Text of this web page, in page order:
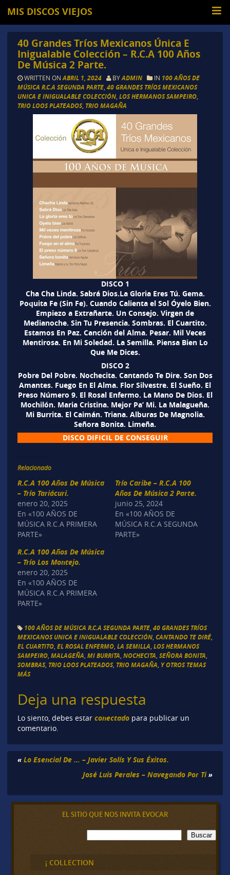
MIS DISCOS VIEJOS
40 Grandes Tríos Mexicanos Única E
Inigualable Colección – R.C.A 100 Años
De Música 2 Parte.
WRITTEN ON ABRIL 1, 2024 BYADMIN IN 100 AÑOS DE
MÚSICA R.C.A SEGUNDA PARTE, 40 GRANDES TRÍOS MEXICANOS
UNICA E INIGUALABLE COLECCIÓN, LOS HERMANOS SAMPEIRO,
TRIO LOOS PLATEADOS, TRIO MAGAÑA
DISCO 1
Cha Cha Linda. Sabrá Dios.La Gloria Eres Tú. Gema.
Poquita Fe (Sin Fe). Cuando Calienta el Sol Óyelo Bien.
Empiezo a Extrañarte. Un Consejo. Virgen de
Medianoche. Sin Tu Presencia. Sombras. El Cuartito.
Estamos En Paz. Canción del Alma. Pesar. Mil Veces
Mentirosa. En Mi Soledad. La Semilla. Piensa Bien Lo
Que Me Dices.
DISCO 2
Pobre Del Pobre. Nochecita. Cantando Te Dire. Son Dos
Amantes. Fuego En El Alma. Flor Silvestre. El Sueño. El
Preso Número 9. El Rosal Enfermo. La Mano De Dios. El
Mochilón. Maria Cristina. Mejor Pa’ Mi. La Malagueña.
Mi Burrita. El Caimán. Triana. Alburas De Magnolia.
Señora Bonita. Limeña.
DISCO DIFICIL DE CONSEGUIR
Relacionado
R.C.A 100 Años De Música
– Trío Tariácuri.
enero 20, 2025
En «100 AÑOS DE
MÚSICA R.C.A PRIMERA
PARTE»
Trío Caribe – R.C.A 100
Años De Música 2 Parte.
junio 25, 2024
En «100 AÑOS DE
MÚSICA R.C.A SEGUNDA
PARTE»
R.C.A 100 Años De Música
– Trío Los Montejo.
enero 20, 2025
En «100 AÑOS DE
MÚSICA R.C.A PRIMERA
PARTE»
100 AÑOS DE MÚSICA R.C.A SEGUNDA PARTE, 40 GRANDES TRÍOS
MEXICANOS UNICA E INIGUALABLE COLECCIÓN, CANTANDO TE DIRÉ,
EL CUARTITO, EL ROSAL ENFERMO, LA SEMILLA LOS HERMANOS
SAMPEIRO, MALAGEÑA MI BURRITA NOCHECITA SEÑORA BONITA
SOMBRAS, TRIO LOOS PLATEADOS, TRIO MAGAÑA Y OTROS TEMAS
MÁS
Deja una respuesta
Lo siento, debes estar conectadopara publicar un
comentario.
« Lo Esencial De … – Javier Solís Y Sus Éxitos.
José Luis Perales – Navegando Por Ti»
EL SITIO QUE NOS INVITA EVOCAR
B
u
c
a
Buscar
¡ COLLECTION